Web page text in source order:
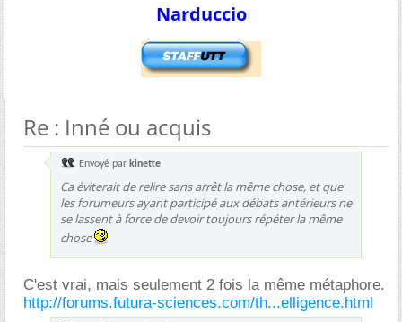
Narduccio
Re : Inné ou acquis
Envoyé par kinette
Ca éviterait de relire sans arrêt la même chose, et que
les forumeurs ayant participé aux débats antérieurs ne
se lassent à force de devoir toujours répéter la même
chose
C'est vrai, mais seulement 2 fois la même métaphore.
http://forums.futura-sciences.com/th...elligence.html